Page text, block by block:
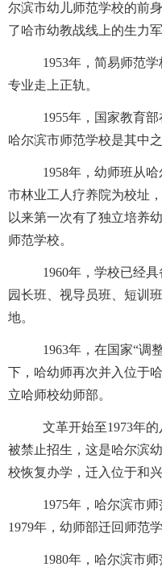
尔滨市幼儿师范学校的前
了哈市幼教战线上的生力军
1953年，简易师范
专业走上正轨。
1955年，国家教育部
哈尔滨市师范学校是其中之
1958年，幼师班从
市林业工人疗养院为校址
以来第一次有了独立培养
师范学校。
1960年，学校已经具
园长班、视导员班、短训
地。
1963年，在国家“调
下，哈幼师再次并入位于
立哈师校幼师部。
文革开始至1973年的
被禁止招生，这是哈尔滨
校恢复办学，迁入位于和
1975年，哈尔滨市师
1979年，幼师部迁回师范
1980年，哈尔滨市